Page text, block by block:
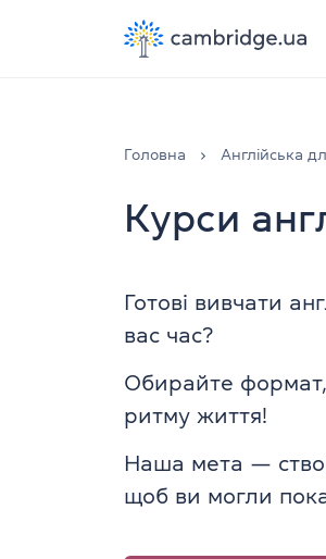
Головна Англійська
Курси
Готові вивчати
вас час?
Обирайте
ритму життя!
Наша мета —
щоб ви могли